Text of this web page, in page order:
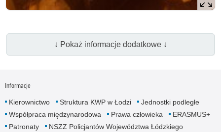
↓ Pokaż informacje dodatkowe ↓
Informacje
Kierownictwo Struktura KWP w Łodzi
Jednostki podległe
Współpraca międzynarodowa
Prawa człowieka
ERASMUS+
Patronaty
NSZZ Policjantów Województwa Łódzkiego